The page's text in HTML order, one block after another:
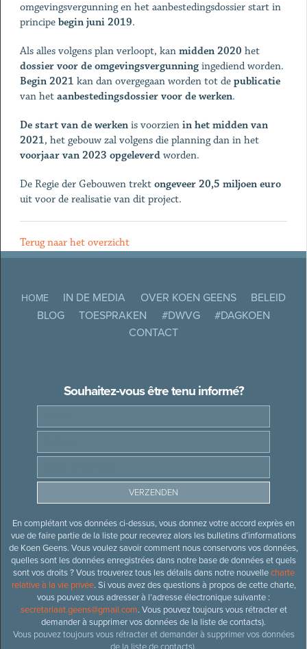
omgevingsvergunning en het aanbestedingsdossier start in
principe begin juni 2019.
Als alles volgens plan verloopt, kan midden 2020 het
dossier voor de omgevingsvergunningingediend worden.
Begin 2021 kan dan overgegaan worden tot de publicatie
van het aanbestedingsdossier voor de werken.
De start van de werkenis voorzien in het midden van
2021, het gebouw zal volgens die planning dan in het
voorjaar van 2023 opgeleverdworden.
De Regie der Gebouwen trekt ongeveer 20,5 miljoen euro
uit voor de realisatie van dit project.
Terug naar het overzicht
HOME IN DE MEDIA OVER KOEN GEENS
BELEID
BLOG
TOESPRAKEN #DWVG
#DAGKOEN
CONTACT
Souhaitez-vous être tenu informé?
En complétant vos données ci-dessus, vous donnez votre accord exprès en
vue de faire partie de la liste pour recevrez alors les bulletins d’informations
de Koen Geens. Vous voulez savoir comment nous conservons vos données,
quelles sont les données enregistrées dans notre base de données et quels
sont vos droits ? Vous trouverez tous les détails dans notre nouvellecharte
relative à la vie privée. Si vous avez des questions à propos de cette charte,
vous pouvez vous adresser à l’adresse électronique suivante :
secretariaat.geens@gmail.com. Vous pouvez toujours vous rétracter et
demander à supprimer vos données de la liste de contacts).
Vous pouvez toujours vous rétracter et demander à supprimer vos données